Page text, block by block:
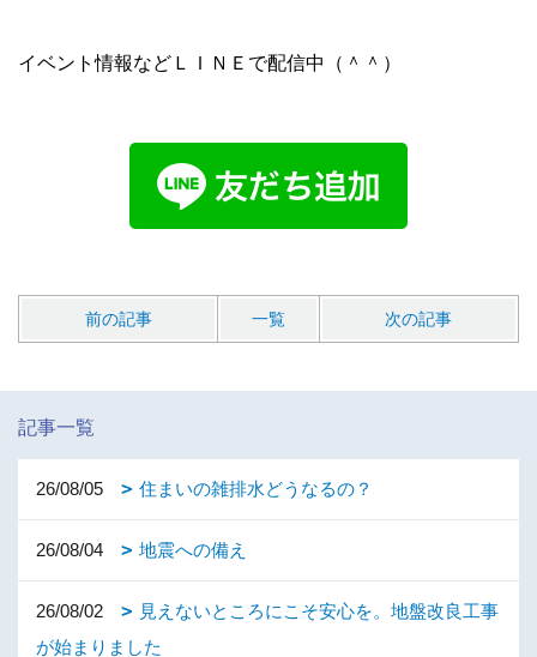
イベント情報などＬＩＮＥで配信中（＾＾）
前の記事 一覧 次の記事
記事一覧
26/08/05 住まいの雑排水どうなるの？
26/08/04 地震への備え
26/08/02
見えないところにこそ安心を。地盤改良工事
が始まりました